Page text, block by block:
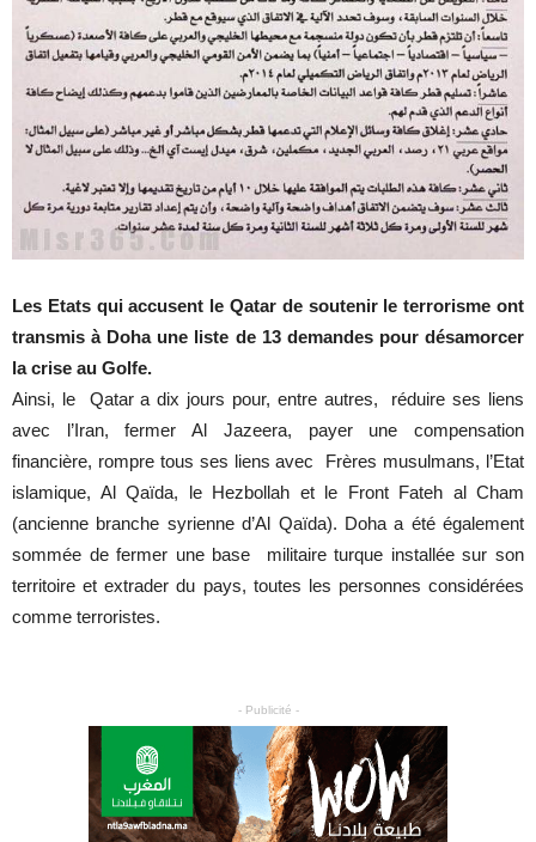
Les Etats qui accusent le Qatar de soutenir le terrorisme ont
transmis à Doha une liste de 13 demandes pour désamorcer
la crise au Golfe.
Ainsi, le Qatar a dix jours pour, entre autres, réduire ses liens
avec l’Iran, fermer Al Jazeera, payer une compensation
financière, rompre tous ses liens avec Frères musulmans, l’Etat
islamique, Al Qaïda, le Hezbollah et le Front Fateh al Cham
(ancienne branche syrienne d’Al Qaïda). Doha a été également
sommée de fermer une base militaire turque installée sur son
territoire et extrader du pays, toutes les personnes considérées
comme terroristes.
- Publicité -